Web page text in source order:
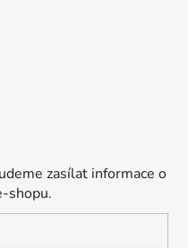
zasílat informace o
shopu.